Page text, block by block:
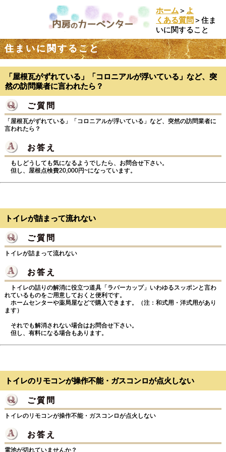
ホーム ＞ よ
くある質問 ＞住ま
いに関すること
住まいに関すること
「屋根瓦がずれている」「コロニアルが浮いている」など、突
然の訪問業者に言われたら？
ご質問
「屋根瓦がずれている」「コロニアルが浮いている」など、突然の訪問業者に
言われたら？
お答え
もしどうしても気になるようでしたら、お問合せ下さい。
但し、屋根点検費20,000円~になっています。
トイレが詰まって流れない
ご質問
トイレが詰まって流れない
お答え
トイレの詰りの解消に役立つ道具「ラバーカップ」いわゆるスッポンと言わ
れているものをご用意しておくと便利です。
ホームセンターや薬局屋などで購入できます。（注：和式用・洋式用があり
ます）
それでも解消されない場合はお問合せ下さい。
但し、有料になる場合もあります。
トイレのリモコンが操作不能・ガスコンロが点火しない
ご質問
トイレのリモコンが操作不能・ガスコンロが点火しない
お答え
電池が切れていませんか？